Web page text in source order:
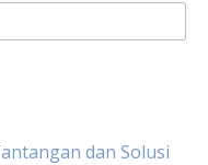
dan Solusi